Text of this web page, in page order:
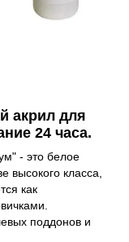
акрил для
24 часа.
- это белое
высокого класса,
как
поддонов и